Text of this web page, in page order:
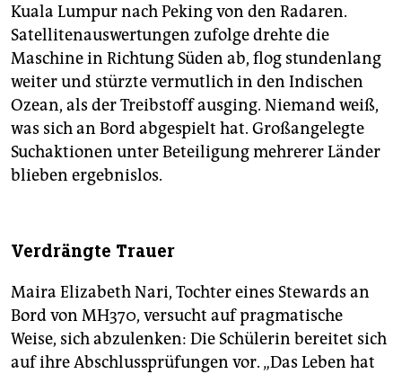
Kuala Lumpur nach Peking von den Radaren.
Satellitenauswertungen zufolge drehte die
Maschine in Richtung Süden ab, flog stundenlang
weiter und stürzte vermutlich in den Indischen
Ozean, als der Treibstoff ausging. Niemand weiß,
was sich an Bord abgespielt hat. Großangelegte
Suchaktionen unter Beteiligung mehrerer Länder
blieben ergebnislos.
Verdrängte Trauer
Maira Elizabeth Nari, Tochter eines Stewards an
Bord von MH370, versucht auf pragmatische
Weise, sich abzulenken: Die Schülerin bereitet sich
auf ihre Abschlussprüfungen vor. „Das Leben hat